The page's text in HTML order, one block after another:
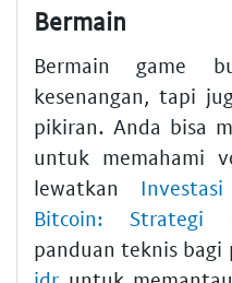
Bermain
Bermain game
kesenangan, tapi
pikiran. Anda bisa
untuk memahami
lewatkan
Bitcoin: Strategi
panduan teknis bagi